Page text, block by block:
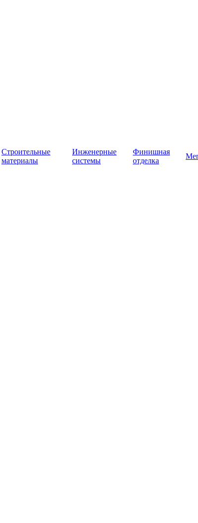
Строительные
материалы
Инженерные
системы
Финишная
отделка